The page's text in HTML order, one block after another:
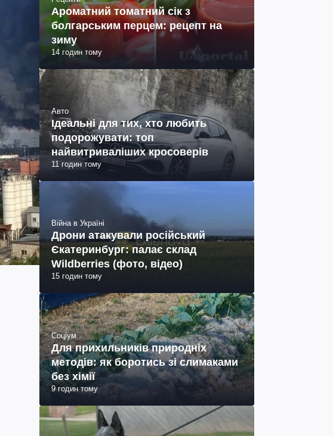
Ароматний томатний сік з
болгарським перцем: рецепт на
зиму
14 годин тому
Авто
Ідеальні для тих, хто любить
подорожувати: топ
найвитриваліших кросоверів
11 годин тому
Війна в Україні
Дрони атакували російський
Єкатеринбург: палає склад
Wildberries (фото, відео)
15 годин тому
Соціум
Для прихильників природніх
методів: як боротись зі слимаками
без хімії
9 годин тому